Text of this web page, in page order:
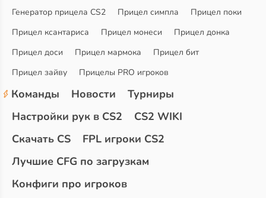
Генератор прицела CS2
Прицел симпла
Прицел поки
Прицел ксантариса
Прицел монеси
Прицел донка
Прицел доси
Прицел мармока
Прицел бит
Прицел зайву
Прицелы PRO игроков
Команды Новости
Турниры
Настройки рук в CS2
CS2 WIKI
Скачать CS
FPL игроки CS2
Лучшие CFG по загрузкам
Конфиги про игроков